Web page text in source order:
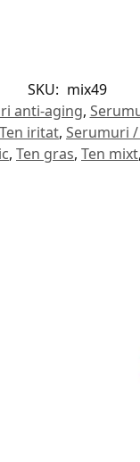
SKU: mix49
anti-aging,
Ten iritat, Serumuri
, Ten gras, Ten mixt,